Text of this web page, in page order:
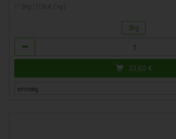
3kg
Anzahl
33,60 €